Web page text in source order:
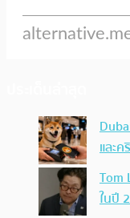
และ
Tom
ในปี